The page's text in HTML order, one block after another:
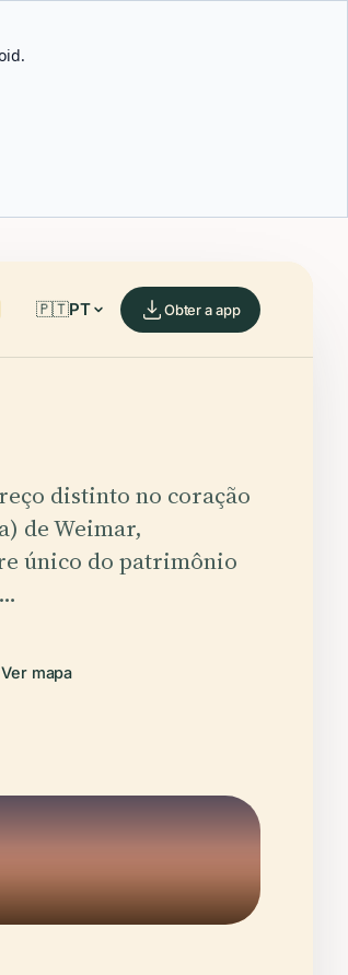
🇵🇹PT Obter a app
distinto no coração
de Weimar,
único do patrimônio
Ver mapa